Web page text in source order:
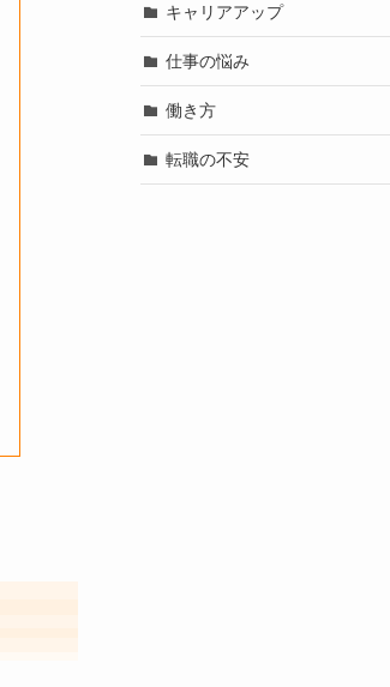
キャリアアップ
仕事の悩み
働き方
転職の不安